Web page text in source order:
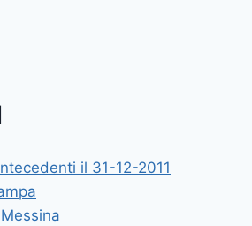
il 31-12-2011